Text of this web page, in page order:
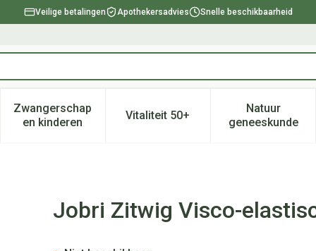
Veilige betalingen Apothekersadvies Snelle beschikbaarheid
verzorging en hygiëne categorie
voor Dieet, voeding en vitamines categorie
Zwangerschap
en kinderenToon submenu voor Zwangerschap en kinderen
Vitaliteit 50+Toon submenu voor Vitaliteit
Natuur
geneeskunde
Toon
Universeel
Jobri Zitwig Visco-